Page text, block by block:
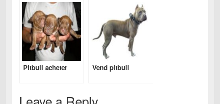
Pitbull acheter Vend pitbull